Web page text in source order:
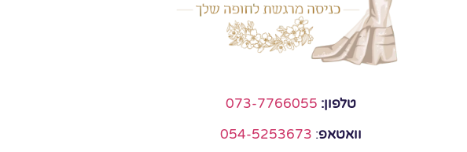
טלפון: 073-7766055
וואטאפ:
054-5253673